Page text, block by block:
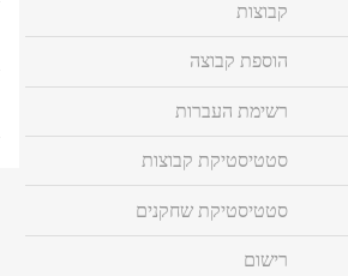
קבוצות
הוספת קבוצה
רשימת העברות
סטטיסטיקת קבוצות
סטטיסטיקת שחקנים
רישום